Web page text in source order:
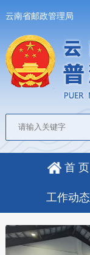
云南省邮政管理局
首 页
工作动态